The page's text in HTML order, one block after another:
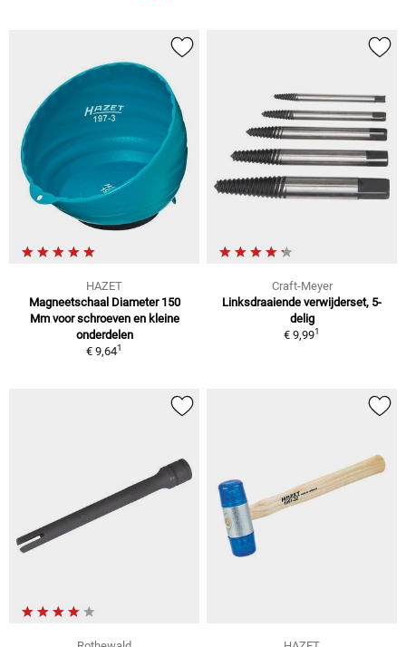
HAZET
Magneetschaal Diameter 150
Mm voor schroeven en kleine
onderdelen
€ 9,641
Craft-Meyer
Linksdraaiende verwijderset, 5-
delig
€ 9,991